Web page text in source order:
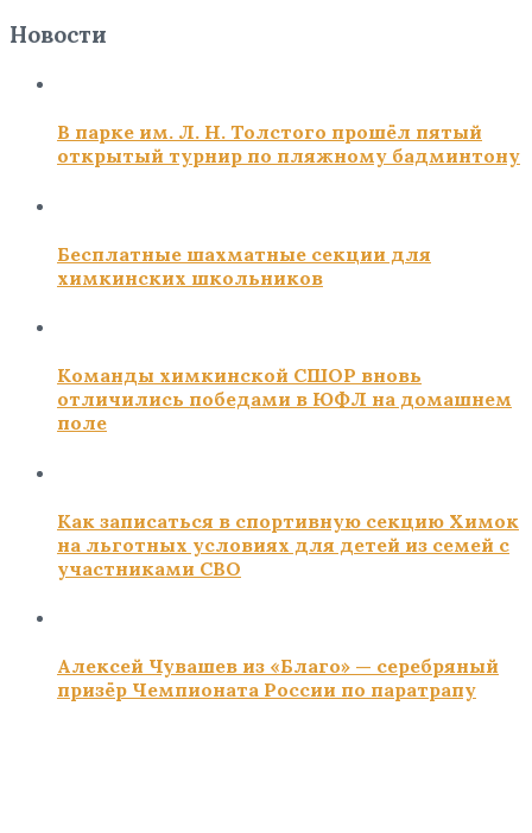
Новости
В парке им. Л. Н. Толстого прошёл пятый
открытый турнир по пляжному бадминтону
Бесплатные шахматные секции для
химкинских школьников
Команды химкинской СШОР вновь
отличились победами в ЮФЛ на домашнем
поле
Как записаться в спортивную секцию Химок
на льготных условиях для детей из семей с
участниками СВО
Алексей Чувашев из «Благо» — серебряный
призёр Чемпионата России по паратрапу